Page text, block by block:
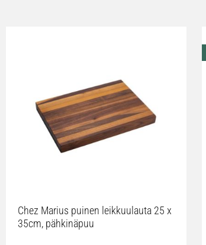
Chez Marius puinen leikkuulauta 25 x
35cm, pähkinäpuu